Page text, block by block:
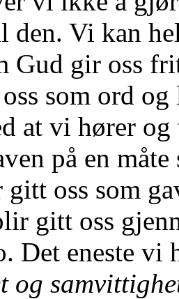
Vi kan
Gud gir oss
som ord
at vi hører
på en
oss som
gitt oss
Det eneste vi
og